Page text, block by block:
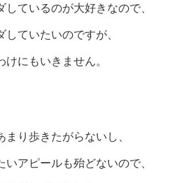
ているのが大好きなので、
ていたいのですが、
にもいきません。
り歩きたがらないし、
アピールも殆どないので、